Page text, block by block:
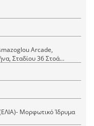
(ΕΛΙΑ)- Μορφωτικό Ίδρυμα